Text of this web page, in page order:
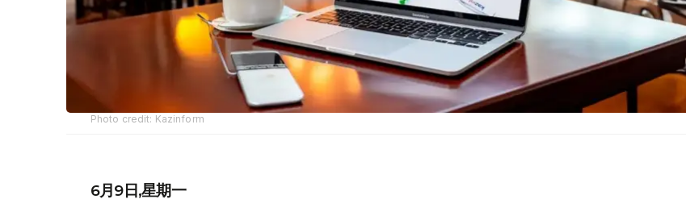
Photo credit: Kazinform
6月9日,星期一